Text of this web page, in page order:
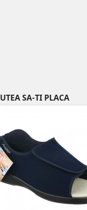
SA-TI PLACA